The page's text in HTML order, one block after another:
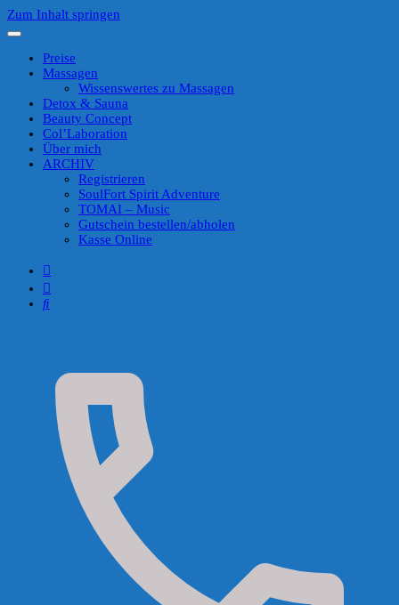
Zum Inhalt springen
Preise
Massagen
Wissenswertes zu Massagen
Detox & Sauna
Beauty Concept
Col’Laboration
Über mich
ARCHIV
Registrieren
SoulFort Spirit Adventure
TOMAI – Music
Gutschein bestellen/abholen
Kasse Online